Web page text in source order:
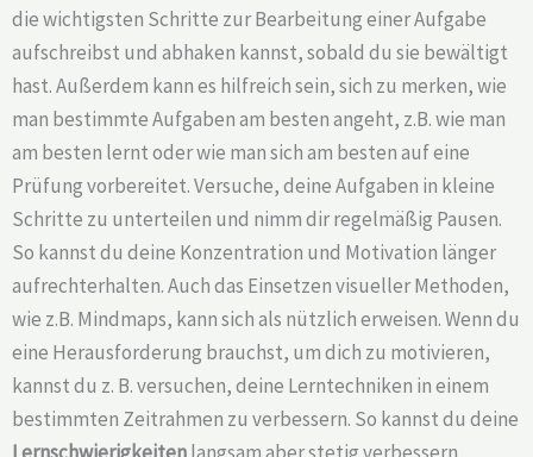
die wichtigsten Schritte zur Bearbeitung einer Aufgabe
aufschreibst und abhaken kannst, sobald du sie bewältigt
hast. Außerdem kann es hilfreich sein, sich zu merken, wie
man bestimmte Aufgaben am besten angeht, z.B. wie man
am besten lernt oder wie man sich am besten auf eine
Prüfung vorbereitet. Versuche, deine Aufgaben in kleine
Schritte zu unterteilen und nimm dir regelmäßig Pausen.
So kannst du deine Konzentration und Motivation länger
aufrechterhalten. Auch das Einsetzen visueller Methoden,
wie z.B. Mindmaps, kann sich als nützlich erweisen. Wenn du
eine Herausforderung brauchst, um dich zu motivieren,
kannst du z. B. versuchen, deine Lerntechniken in einem
bestimmten Zeitrahmen zu verbessern. So kannst du deine